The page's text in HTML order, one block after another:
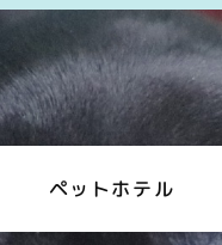
ペットホテル